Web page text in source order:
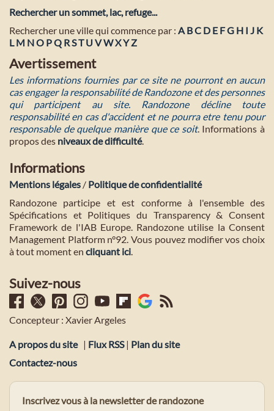
Rechercher un sommet, lac, refuge...
Rechercher une ville qui commence par : A BC D E FG H I J K
L M NO PQ R ST U VWXY Z
Avertissement
Les informations fournies par ce site ne pourront en aucun
cas engager la responsabilité de Randozone et des personnes
qui participent au site. Randozone décline toute
responsabilité en cas d'accident et ne pourra etre tenu pour
responsable de quelque manière que ce soit. Informations à
propos des niveaux de difficulté.
Informations
Mentions légales / Politique de confidentialité
Randozone participe et est conforme à l'ensemble des
Spécifications et Politiques du Transparency & Consent
Framework de l'IAB Europe. Randozone utilise la Consent
Management Platform n°92. Vous pouvez modifier vos choix
à tout moment en cliquant ici
Suivez-nous
Concepteur : Xavier Argeles
A propos du site | Flux RSS| Plan du site
Contactez-nous
Inscrivez vous à la newsletter de randozone